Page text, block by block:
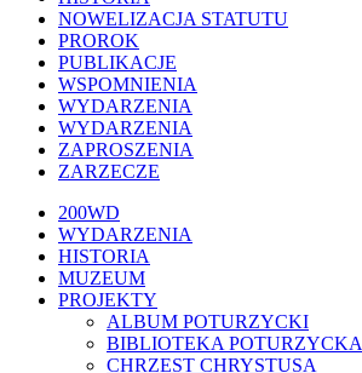
NOWELIZACJA STATUTU
PROROK
PUBLIKACJE
WSPOMNIENIA
WYDARZENIA
WYDARZENIA
ZAPROSZENIA
ZARZECZE
Close
Menu
200WD
WYDARZENIA
HISTORIA
MUZEUM
PROJEKTY
ALBUM POTURZYCKI
BIBLIOTEKA POTURZYCKA
CHRZEST CHRYSTUSA